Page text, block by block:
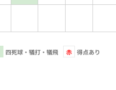
四死球・犠打・犠飛 赤 得点あり